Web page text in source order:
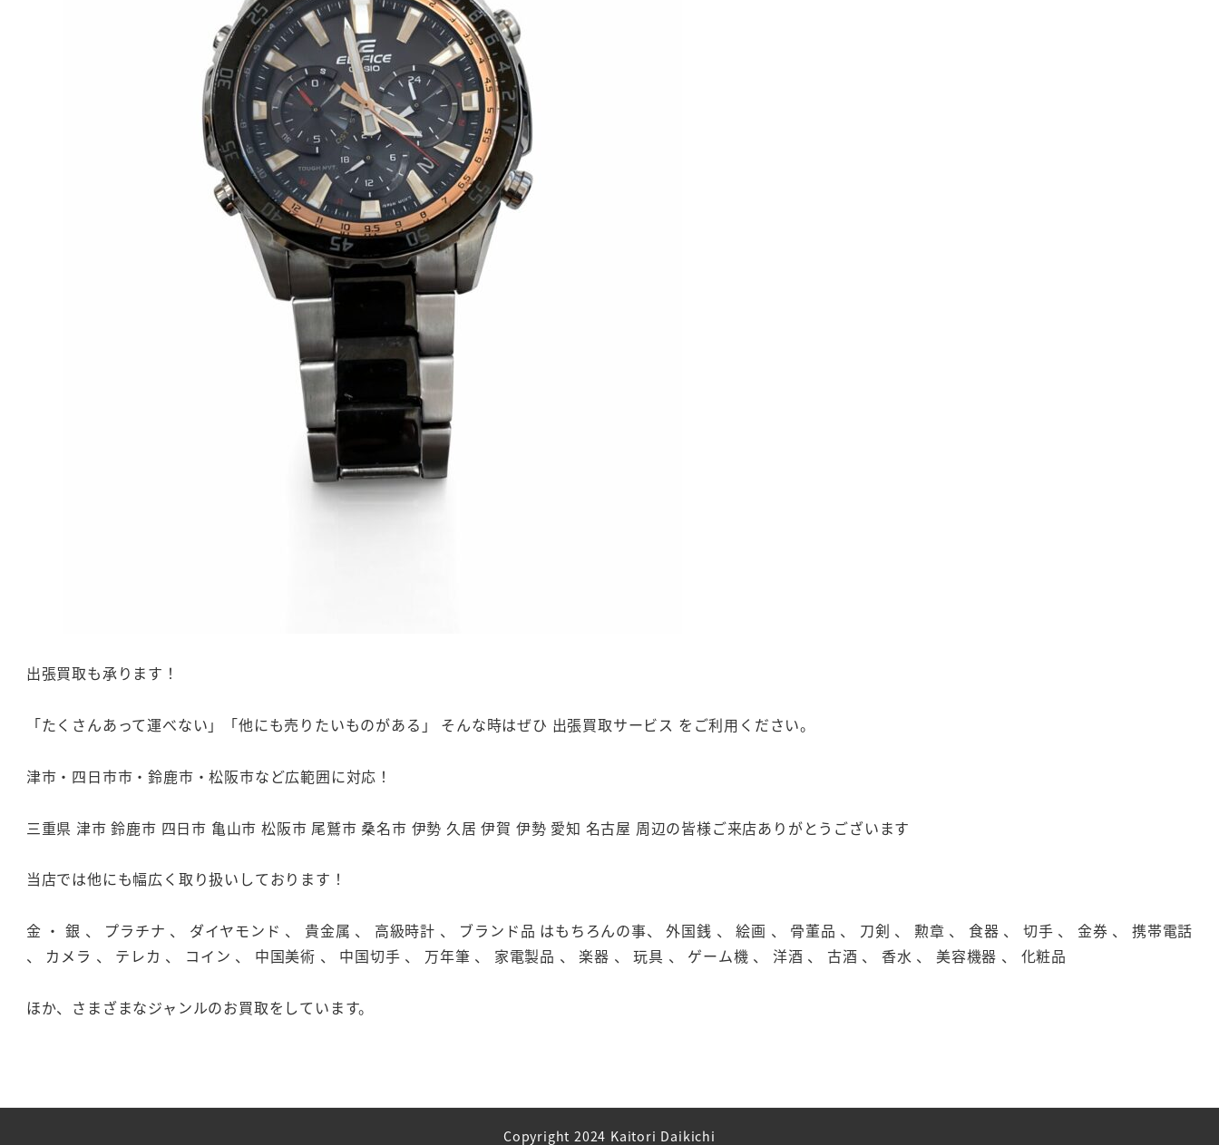
出張買取も承ります！
「たくさんあって運べない」「他にも売りたいものがある」 そんな時はぜひ 出張買取サービス をご利用ください。
津市・四日市市・鈴鹿市・松阪市など広範囲に対応！
三重県 津市 鈴鹿市 四日市 亀山市 松阪市 尾鷲市 桑名市 伊勢 久居 伊賀 伊勢 愛知 名古屋 周辺の皆様ご来店ありがとうございます
当店では他にも幅広く取り扱いしております！
金 ・ 銀 、 プラチナ 、 ダイヤモンド 、 貴金属 、 高級時計 、 ブランド品 はもちろんの事、 外国銭 、 絵画 、 骨董品 、 刀剣 、 勲章 、 食器 、 切手 、 金券 、 携帯電話
、 カメラ 、 テレカ 、 コイン 、 中国美術 、 中国切手 、 万年筆 、 家電製品 、 楽器 、 玩具 、 ゲーム機 、 洋酒 、 古酒 、 香水 、 美容機器 、 化粧品
ほか、さまざまなジャンルのお買取をしています。
Copyright 2024 Kaitori Daikichi